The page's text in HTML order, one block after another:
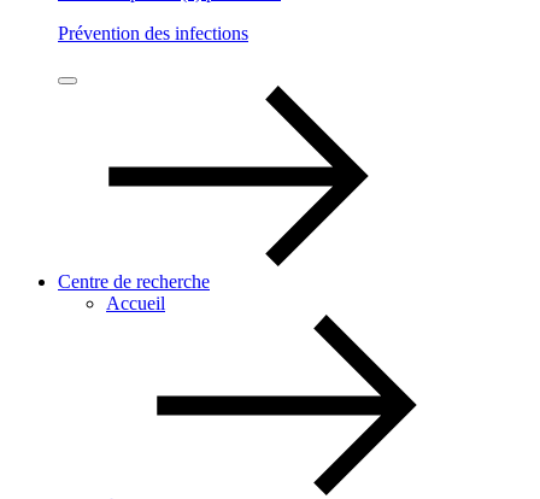
Prévention des infections
Centre de recherche
Accueil